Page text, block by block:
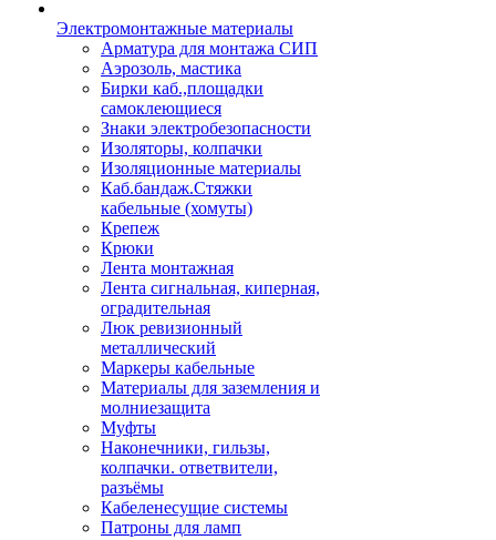
Электромонтажные материалы
Арматура для монтажа СИП
Аэрозоль, мастика
Бирки каб.,площадки
самоклеющиеся
Знаки электробезопасности
Изоляторы, колпачки
Изоляционные материалы
Каб.бандаж.Стяжки
кабельные (хомуты)
Крепеж
Крюки
Лента монтажная
Лента сигнальная, киперная,
оградительная
Люк ревизионный
металлический
Маркеры кабельные
Материалы для заземления и
молниезащита
Муфты
Наконечники, гильзы,
колпачки. ответвители,
разъёмы
Кабеленесущие системы
Патроны для ламп